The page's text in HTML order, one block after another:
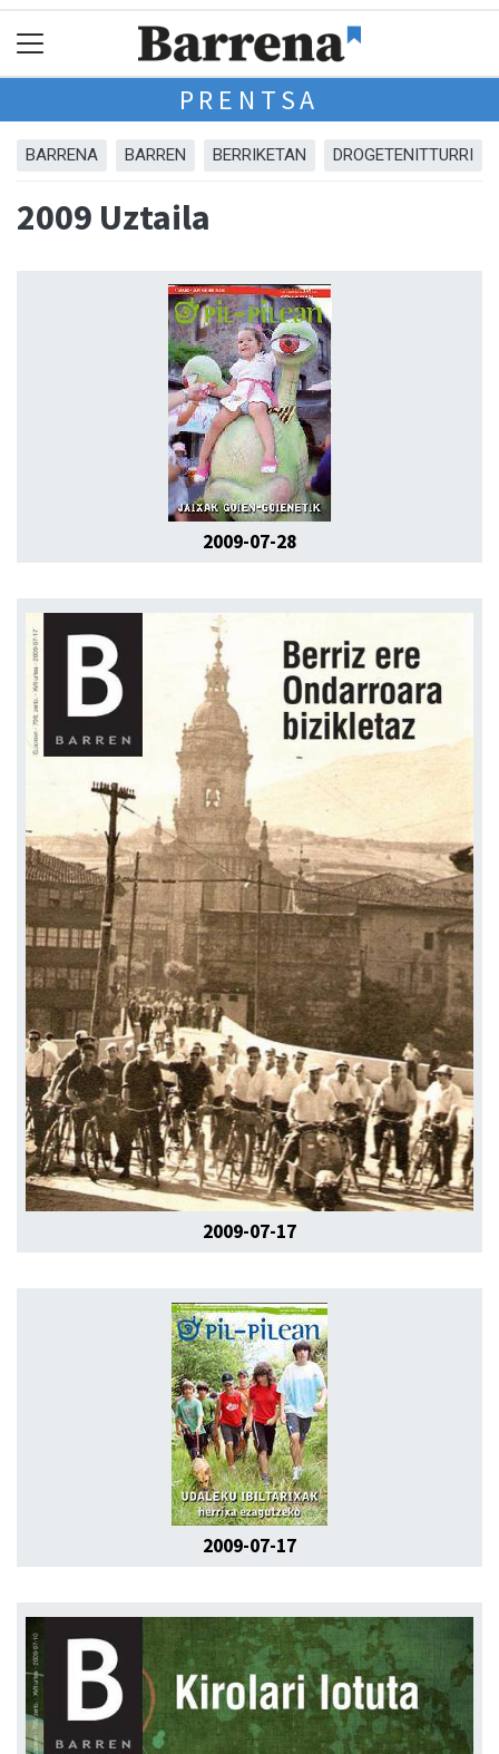
PRENTSA
BARRENA BARREN BERRIKETAN DROGETENITTURRI
2009 Uztaila
2009-07-28
2009-07-17
2009-07-17